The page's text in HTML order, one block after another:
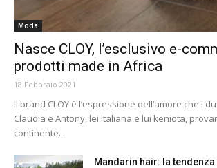
Moda
Nasce CLOY, l’esclusivo e-
prodotti made in Africa
18 Febbraio 2021
Il brand CLOY è l’espressione dell’amore che i
Claudia e Antony, lei italiana e lui keniota,
continente...
Mandarin hair: la